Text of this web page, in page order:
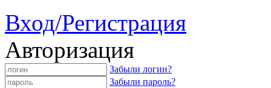
Вход/Регистрация
Авторизация
Забыли логин?
Забыли пароль?